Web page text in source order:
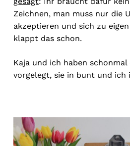
Zeichnen, man muss nur die
akzeptieren und sich zu
klappt das schon.
Kaja und ich haben schonmal
vorgelegt, sie in bunt und ich